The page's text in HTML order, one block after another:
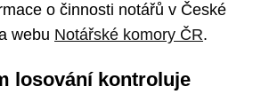
o činnosti notářů v České
webu Notářské komory ČR.
losování kontroluje